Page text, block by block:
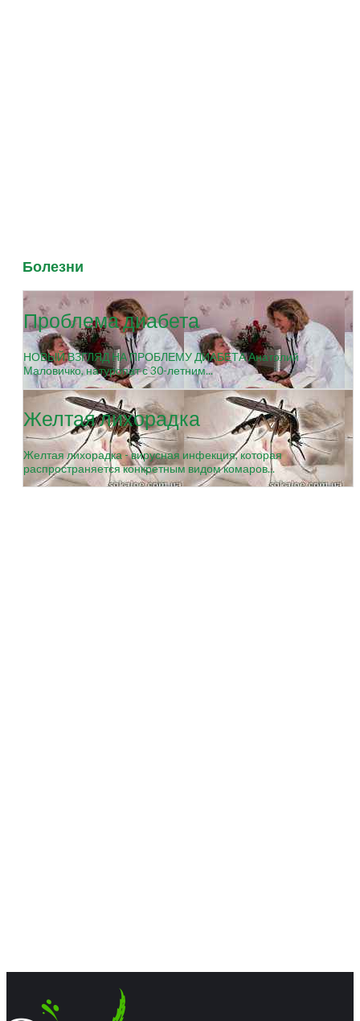
Болезни
Проблема диабета
НОВЫЙ ВЗГЛЯД НА ПРОБЛЕМУ ДИАБЕТА Анатолий
Маловичко, натуропат с 30-летним...
Желтая лихорадка
Желтая лихорадка - вирусная инфекция, которая
распространяется конкретным видом комаров...